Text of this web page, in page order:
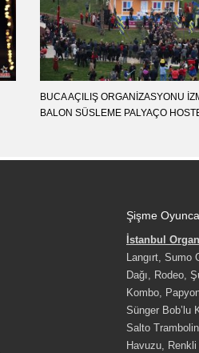
BUCA AÇILIŞ ORGANIZASYONU
BALON SÜSLEME PALYAÇO
Şişme
İstanbul
Langırt, Sumo
Dağı, Rodeo,
Kombo,
Sünger Bob’lu
Salto
Havuzu,